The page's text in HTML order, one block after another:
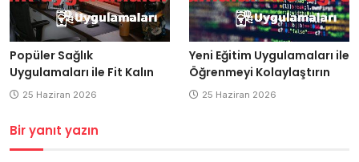
Popüler Sağlık
Uygulamaları ile Fit Kalın
25 Haziran 2026
Yeni Eğitim Uygulamaları ile
Öğrenmeyi Kolaylaştırın
25 Haziran 2026
Bir yanıt yazın